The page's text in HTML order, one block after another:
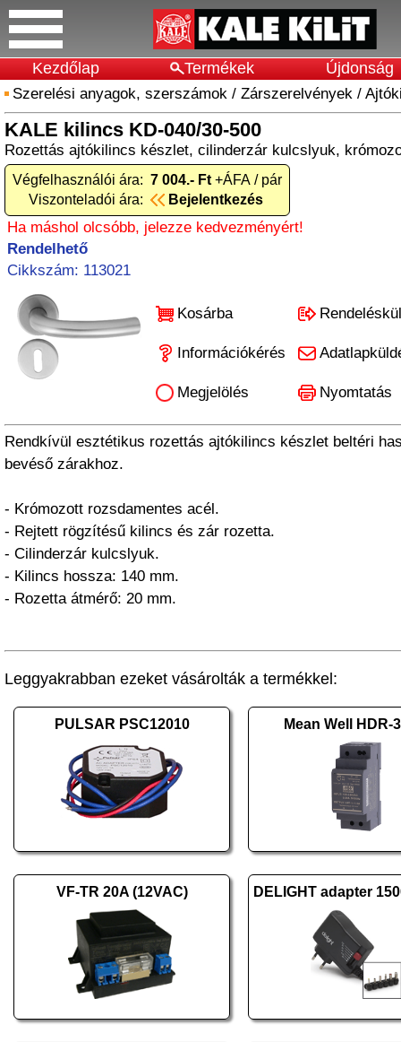
Kezdőlap Termékek Újdonság
Szerelési anyagok, szerszámok / Zárszerelvények /
KALE kilincs KD-040/30-500
Rozettás ajtókilincs készlet, cilinderzár kulcslyuk,
Végfelhasználói ára: 7 004.- Ft +ÁFA / pár
Viszonteladói ára:
Bejelentkezés
Ha máshol olcsóbb, jelezze kedvezményért!
Rendelhető
Cikkszám: 113021
Kosárba
Információkérés
Megjelölés Nyomtatás
Rendkívül esztétikus rozettás ajtókilincs készlet beltéri
bevéső zárakhoz.
- Krómozott rozsdamentes acél.
- Rejtett rögzítésű kilincs és zár rozetta.
- Cilinderzár kulcslyuk.
- Kilincs hossza: 140 mm.
- Rozetta átmérő: 20 mm.
Leggyakrabban ezeket vásárolták a termékkel:
PULSAR PSC12010 Mean Well HDR-
VF-TR 20A (12VAC)